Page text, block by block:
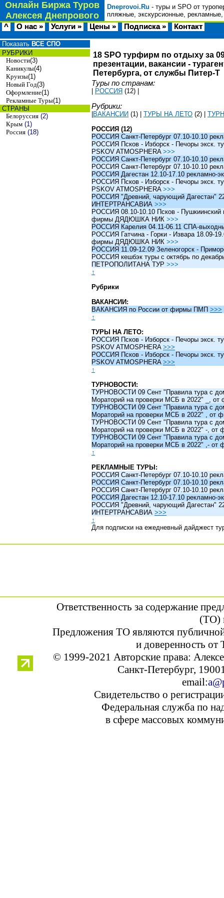
Онлайн Биржа Туров
Алексея Днепрового
Dneprovoi.Ru - туры и SPO от
пляжные, экскурсионные,
^ О нас » Услуги » Цены » Подписка » Контакт
Показать ВСЕ СПО
РУБРИКИ
Новости(3)
Каникулы(4)
Круизы(1)
Новый Год(3)
Оформление(1)
Рекламные Туры(1)
СТРАНЫ
Белоруссия (2)
Крым (1)
Россия (18)
18 SPO турфирм по отдыху за
презентации, вакансии -
Петербурга, от службы Питер-Т
Туры по странам:
РОССИЯ (12)
Рубрики:
ВАКАНСИИ (1) ТУРЫ НА ЛЕТО (2)
РОССИЯ (12)
РОССИЯ Санкт-Петербург 07.10-10.10
РОССИЯ Псков - Изборск - Печоры экск.
PSKOV ATMOSPHERA >>>
РОССИЯ Санкт-Петербург 07.10-10.10
РОССИЯ Санкт-Петербург 07.10-10.10
РОССИЯ Дагестан 12.10-17.10 рекламно-
РОССИЯ Псков - Изборск - Печоры экск.
PSKOV ATMOSPHERA >>>
РОССИЯ "Древний, чарующий Дагестан"
ИНТЕРТРАНСАВИА >>>
РОССИЯ 08.10-10.10 Псков - Пушкиинский
фирмы ДЯДЮШКА НИК >>>
РОССИЯ Карелия 04.11-06.11 СПА-
РОССИЯ Гатчина - Горки - Извара 18.09-
фирмы ДЯДЮШКА НИК >>>
РОССИЯ 11.09-12.09 Зеленогорск -
РОССИЯ кешбэк туры c октябрь по
ПЕТРОПОЛИТАНА ТУР >>>
↑
Рубрики
ВАКАНСИИ:
ВАКАНСИЯ по России от фирмы ПМП >>>
↑
ТУРЫ НА ЛЕТО:
РОССИЯ Псков - Изборск - Печоры экск.
PSKOV ATMOSPHERA >>>
РОССИЯ Псков - Изборск - Печоры экск.
PSKOV ATMOSPHERA >>>
↑
ТУРНОВОСТИ:
ТУРНОВОСТИ 09 Сент "Правила тура с
Мораторий на проверки МСБ в 2022" _,
ТУРНОВОСТИ 09 Сент "Правила тура с
Мораторий на проверки МСБ в 2022" ,
ТУРНОВОСТИ 09 Сент "Правила тура с
Мораторий на проверки МСБ в 2022" -,
ТУРНОВОСТИ 09 Сент "Правила тура с
Мораторий на проверки МСБ в 2022" ,-
↑
РЕКЛАМНЫЕ ТУРЫ:
РОССИЯ Санкт-Петербург 07.10-10.10
РОССИЯ Санкт-Петербург 07.10-10.10
РОССИЯ Санкт-Петербург 07.10-10.10
РОССИЯ Дагестан 12.10-17.10 рекламно-
РОССИЯ "Древний, чарующий Дагестан"
ИНТЕРТРАНСАВИА >>>
↑
Для подписки на ежедневный дайджест
Ответственность за содержание
(ТО)
Предложения ТО являются
и доверенность от
© 1999-2021 Авторские права:
Санкт-Петербург,
email:
Свидетельство о
Федеральная служба по
в сфере массовых